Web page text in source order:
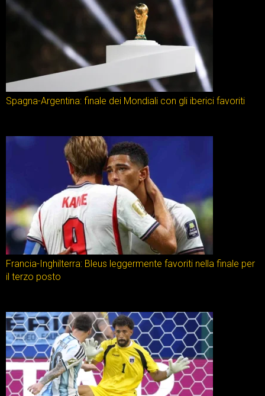
Spagna-Argentina: finale dei Mondiali con gli iberici favoriti
Francia-Inghilterra: Bleus leggermente favoriti nella finale per
il terzo posto